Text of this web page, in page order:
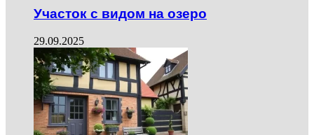
Участок с видом на озеро
29.09.2025